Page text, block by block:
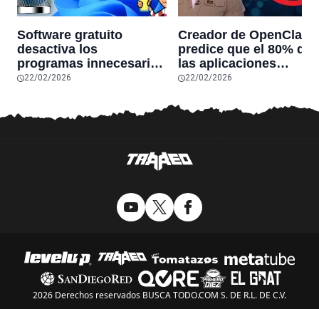
Software gratuito
desactiva los
programas innecesarios
de Windows 11 y
reduciendo el uso de la
RAM y mucho más
22/02/2026
Creador de OpenClaw
predice que el 80% de
las aplicaciones
actuales
sobrevivirán las
hardware
22/02/2026
2026 Derechos reservados BUSCA TODO.COM S. DE R.L. DE C.V.